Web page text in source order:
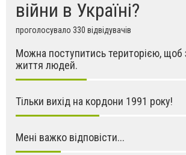
війни в Україні?
проголосувало 330 відвідувачів
Можна поступитись територією, щоб
життя людей.
Тільки вихід на кордони 1991 року!
Мені важко відповісти...